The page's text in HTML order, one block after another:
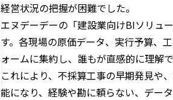
経営状況の把握が困難でした。
エヌデーデーの「建設業向けBIソリュ
す。各現場の原価データ、実行予算、
ォームに集約し、誰もが直感的に理解
これにより、不採算工事の早期発見や
能になり、経験や勘に頼らない、デー